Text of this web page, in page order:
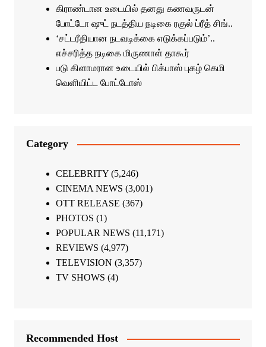
கிராண்டான உடையில் தனது கணவருடன்
போட்டோ ஷுட் நடத்திய நடிகை ரகுல் ப்ரீத் சிங்..
‘சட்டரீதியான நடவடிக்கை எடுக்கப்படும்’..
எச்சரித்த நடிகை மிருணாள் தாகூர்
படு கிளாமரான உடையில் பிக்பாஸ் புகழ் கெமி
வெளியிட்ட போட்டோஸ்
Category
CELEBRITY(5,246)
CINEMA NEWS (3,001)
OTT RELEASE (367)
PHOTOS (1)
POPULAR NEWS (11,171)
REVIEWS (4,977)
TELEVISION (3,357)
TV SHOWS (4)
Recommended Host